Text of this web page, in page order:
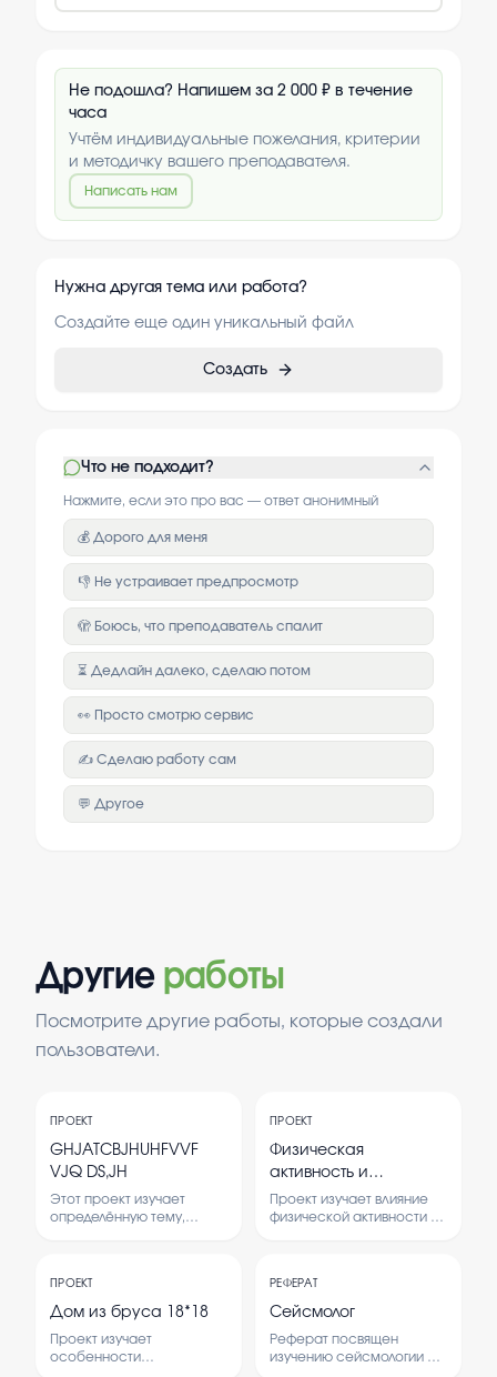
Не подошла? Напишем за 2 000 ₽ в течение
часа
Учтём индивидуальные пожелания, критерии
и методичку вашего преподавателя.
Написать нам
Нужна другая тема или работа?
Создайте еще один уникальный файл
Создать
Что не подходит?
Нажмите, если это про вас — ответ анонимный
💰 Дорого для меня
👎 Не устраивает предпросмотр
🫣 Боюсь, что преподаватель спалит
⏳ Дедлайн далеко, сделаю потом
👀 Просто смотрю сервис
✍️ Сделаю работу сам
💬 Другое
Другие работы
Посмотрите другие работы, которые создали
пользователи.
ПРОЕКТ
GHJATCBJHUHFVVF
VJQ DS,JH
Этот проект изучает
определённую тему,
теоретические основы и
проводится практическое
исследование с помощью
опроса.
ПРОЕКТ
Физическая
активность и
эмоциональное
состояние
Проект изучает влияние
физической активности на
теоретические основы и
проводится социальный
связи между ними.
ПРОЕКТ
Дом из бруса 18*18
Проект изучает
особенности
РЕФЕРАТ
Сейсмолог
Реферат посвящен
изучению сейсмологии —